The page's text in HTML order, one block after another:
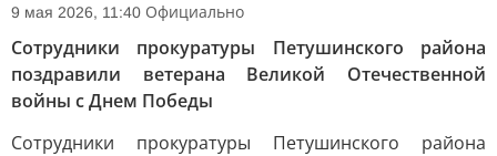
9 мая 2026, 11:40 Официально
Сотрудники прокуратуры Петушинского района
поздравили ветерана Великой Отечественной
войны с Днем Победы
Сотрудники прокуратуры Петушинского района